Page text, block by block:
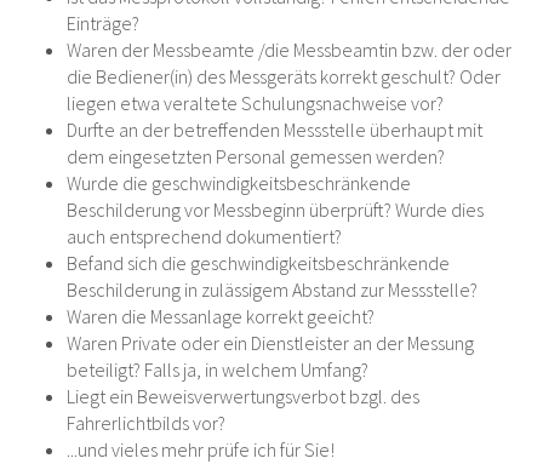
Einträge?
Waren der Messbeamte /die Messbeamtin bzw. der oder
die Bediener(in) des Messgeräts korrekt geschult? Oder
liegen etwa veraltete Schulungsnachweise vor?
Durfte an der betreffenden Messstelle überhaupt mit
dem eingesetzten Personal gemessen werden?
Wurde die geschwindigkeitsbeschränkende
Beschilderung vor Messbeginn überprüft? Wurde dies
auch entsprechend dokumentiert?
Befand sich die geschwindigkeitsbeschränkende
Beschilderung in zulässigem Abstand zur Messstelle?
Waren die Messanlage korrekt geeicht?
Waren Private oder ein Dienstleister an der Messung
beteiligt? Falls ja, in welchem Umfang?
Liegt ein Beweisverwertungsverbot bzgl. des
Fahrerlichtbilds vor?
...und vieles mehr prüfe ich für Sie!